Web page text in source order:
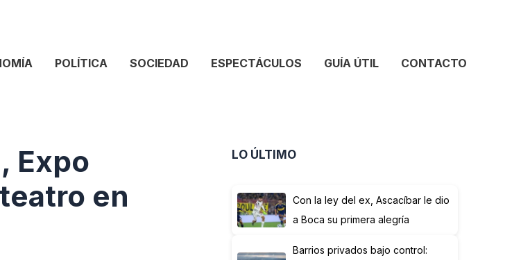
POLÍTICA SOCIEDAD ESPECTÁCULOS GUÍA ÚTIL CONTACTO
Expo
en
LO ÚLTIMO
Con la ley del ex, Ascacíbar le dio
a Boca su primera alegría
Barrios privados bajo control: